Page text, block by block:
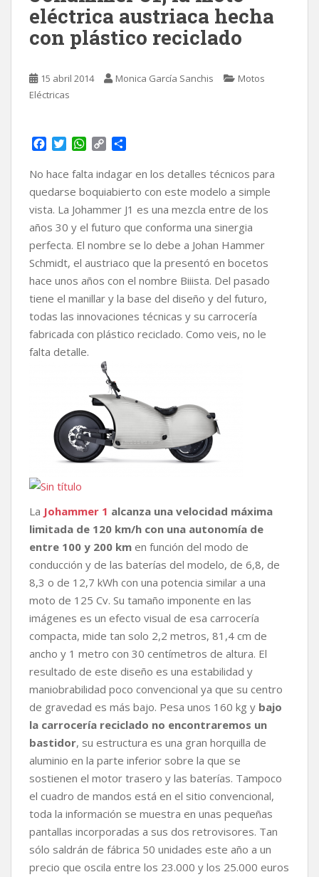
eléctrica austriaca hecha
con plástico reciclado
15 abril 2014 Monica García Sanchis
Motos
Eléctricas
c
e
b
o
o
k
T
i
t
t
e
r
W
a
t
s
A
p
p
C
p
y
L
i
n
k
m
p
a
r
t
r
No hace falta indagar en los detalles técnicos para
quedarse boquiabierto con este modelo a simple
vista. La Johammer J1 es una mezcla entre de los
años 30 y el futuro que conforma una sinergia
perfecta. El nombre se lo debe a Johan Hammer
Schmidt, el austriaco que la presentó en bocetos
hace unos años con el nombre Biiista. Del pasado
tiene el manillar y la base del diseño y del futuro,
todas las innovaciones técnicas y su carrocería
fabricada con plástico reciclado. Como veis, no le
falta detalle.
La Johammer 1 alcanza una velocidad máxima
limitada de 120 km/h con una autonomía de
entre 100 y 200 km en función del modo de
conducción y de las baterías del modelo, de 6,8, de
8,3 o de 12,7 kWh con una potencia similar a una
moto de 125 Cv. Su tamaño imponente en las
imágenes es un efecto visual de esa carrocería
compacta, mide tan solo 2,2 metros, 81,4 cm de
ancho y 1 metro con 30 centímetros de altura. El
resultado de este diseño es una estabilidad y
maniobrabilidad poco convencional ya que su centro
de gravedad es más bajo. Pesa unos 160 kg y bajo
la carrocería reciclado no encontraremos un
bastidor, su estructura es una gran horquilla de
aluminio en la parte inferior sobre la que se
sostienen el motor trasero y las baterías. Tampoco
el cuadro de mandos está en el sitio convencional,
toda la información se muestra en unas pequeñas
pantallas incorporadas a sus dos retrovisores. Tan
sólo saldrán de fábrica 50 unidades este año a un
precio que oscila entre los 23.000 y los 25.000 euros